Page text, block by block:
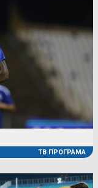
ТВ ПРОГРАМА